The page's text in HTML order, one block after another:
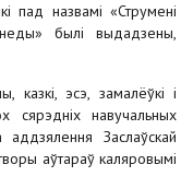
пад назвамі «Струмені
былі выдадзены,
казкі, эсэ, замалёўкі і
сярэдніх навучальных
Заслаўскай
аўтараў каляровымі